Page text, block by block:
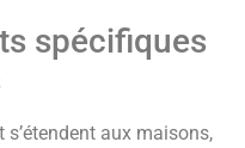
spécifiques
aux maisons,